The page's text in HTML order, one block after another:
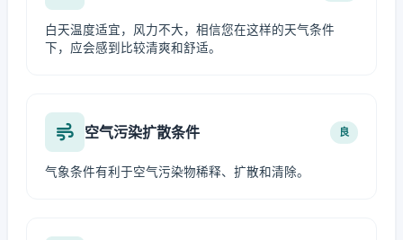
白天温度适宜，风力不大，相信您在这样的天气条件
下，应会感到比较清爽和舒适。
空气污染扩散条件 良
气象条件有利于空气污染物稀释、扩散和清除。